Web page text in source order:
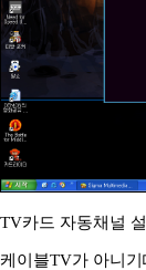
TV카드 자동채널
케이블TV가 아니